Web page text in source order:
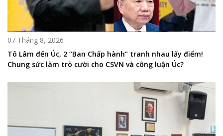
07 Tháng 8, 2026
Tô Lâm đến Úc, 2 “Ban Chấp hành” tranh nhau lấy điểm!
Chung sức làm trò cười cho CSVN và công luận Úc?